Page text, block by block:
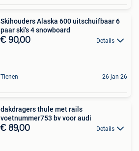
Skihouders Alaska 600 uitschuifbaar 6
paar ski's 4 snowboard
€ 90,00 Details
Tienen 26 jan 26
dakdragers thule met rails
voetnummer753 bv voor audi
€ 89,00 Details